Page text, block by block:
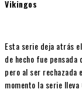
Vikingos
Esta serie deja atrás
de hecho fue
pero al ser rechazada
momento la serie